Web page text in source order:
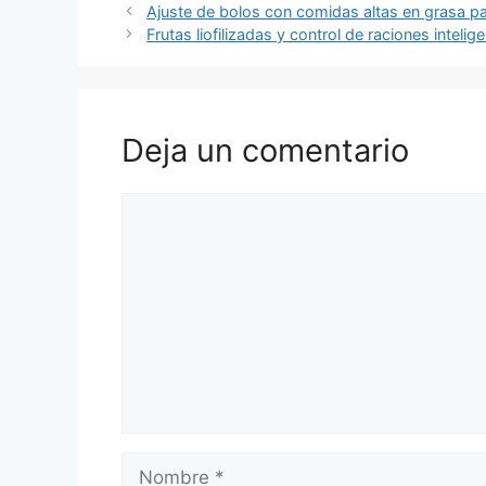
Ajuste de bolos con comidas altas en grasa
Frutas liofilizadas y control de raciones
Deja un comentario